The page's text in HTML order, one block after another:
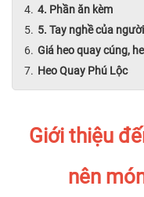
4. Phần ăn kèm
5. Tay nghề của
Giá heo quay cúng,
Heo Quay Phú Lộc
Giới thiệu
nên